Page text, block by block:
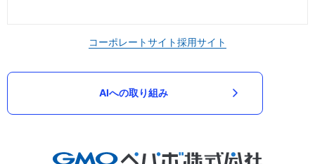
コーポレートサイト採用サイト
AIへの取り組み